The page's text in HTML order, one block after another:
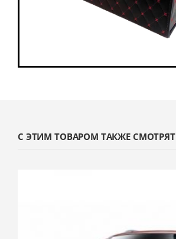
С ЭТИМ ТОВАРОМ ТАКЖЕ СМОТРЯТ